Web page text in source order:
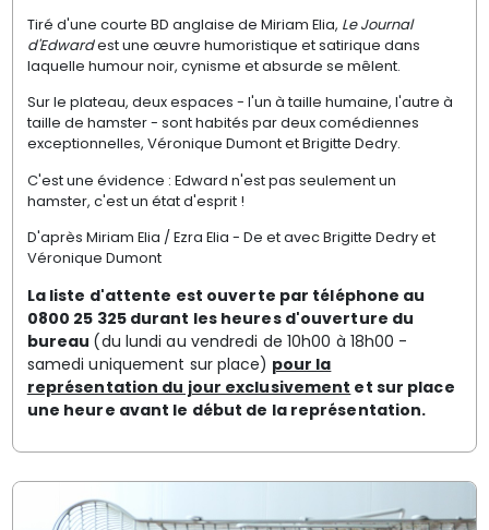
Tiré d'une courte BD anglaise de Miriam Elia, Le Journal
d'Edwardest une œuvre humoristique et satirique dans
laquelle humour noir, cynisme et absurde se mêlent.
Sur le plateau, deux espaces - l'un à taille humaine, l'autre à
taille de hamster - sont habités par deux comédiennes
exceptionnelles, Véronique Dumont et Brigitte Dedry.
C'est une évidence : Edward n'est pas seulement un
hamster, c'est un état d'esprit !
D'après Miriam Elia / Ezra Elia - De et avec Brigitte Dedry et
Véronique Dumont
La liste d'attente est ouverte par téléphone au
0800 25 325 durant les heures d'ouverture du
bureau (du lundi au vendredi de 10h00 à 18h00 -
samedi uniquement sur place) pour la
représentation du jour exclusivement et sur place
une heure avant le début de la représentation.